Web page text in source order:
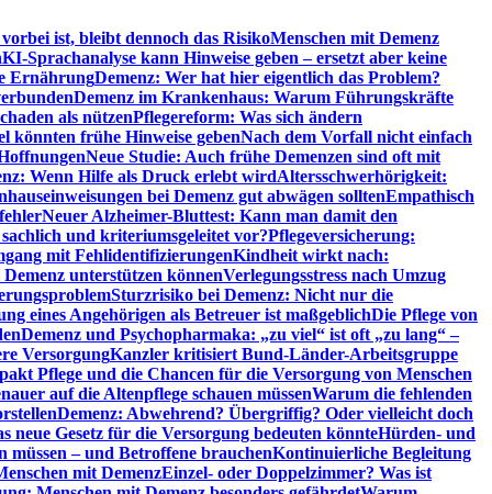
ist, bleibt dennoch das RisikoMenschen mit Demenz
KI-Sprachanalyse kann Hinweise geben – ersetzt aber keine
ErnährungDemenz: Wer hat hier eigentlich das Problem?
Demenz im Krankenhaus: Warum Führungskräfte
als nützenPflegereform: Was sich ändern
könnten frühe Hinweise gebenNach dem Vorfall nicht einfach
Neue Studie: Auch frühe Demenzen sind oft mit
Wenn Hilfe als Druck erlebt wirdAltersschwerhörigkeit:
bei Demenz gut abwägen solltenEmpathisch
Neuer Alzheimer-Bluttest: Kann man damit den
und kriteriumsgeleitet vor?Pflegeversicherung:
mit FehlidentifizierungenKindheit wirkt nach:
unterstützen könnenVerlegungsstress nach Umzug
Sturzrisiko bei Demenz: Nicht nur die
eines Angehörigen als Betreuer ist maßgeblichDie Pflege von
Demenz und Psychopharmaka: „zu viel“ ist oft „zu lang“ –
VersorgungKanzler kritisiert Bund-Länder-Arbeitsgruppe
Pflege und die Chancen für die Versorgung von Menschen
auf die Altenpflege schauen müssenWarum die fehlenden
Demenz: Abwehrend? Übergriffig? Oder vielleicht doch
neue Gesetz für die Versorgung bedeuten könnteHürden- und
– und Betroffene brauchenKontinuierliche Begleitung
mit DemenzEinzel- oder Doppelzimmer? Was ist